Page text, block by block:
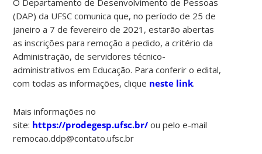
(DAP) da UFSC comunica que, no período de 25 de
janeiro a 7 de fevereiro de 2021, estarão abertas
as inscrições para remoção a pedido, a critério da
Administração, de servidores técnico-
administrativos em Educação. Para conferir o edital,
com todas as informações, clique neste link.
Mais informações no
site: https://prodegesp.ufsc.br/ ou pelo e-mail
remocao.ddp@contato.ufsc.br